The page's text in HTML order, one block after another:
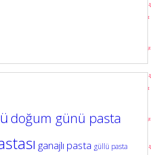
doğum günü pasta
ganajlı pasta güllü pasta